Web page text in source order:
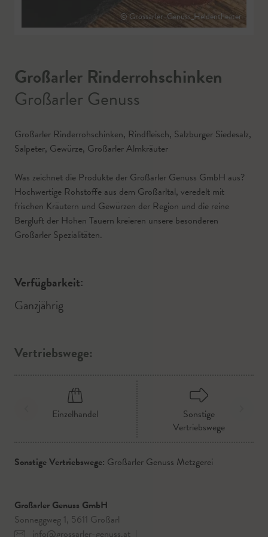
© Grossarler-Genuss_Heldentheater
Großarler Rinderrohschinken
Großarler Genuss
Großarler Rinderrohschinken, Rindfleisch, Salzburger Siedesalz,
Salpeter, Gewürze, Großarler Almkräuter
Was zeichnet die Produkte der Großarler Genuss GmbH aus?
Hochwertige Rohstoffe aus dem Großarltal, veredelt mit
frischen Kräutern und Gewürzen der Region und die reine
Bergluft der Hohen Tauern kreieren unsere besonderen
Großarler Spezialitäten.
Verfügbarkeit:
Ganzjährig
Vertriebswege:
Einzelhandel
Sonstige
Vertriebswege
Sonstige Vertriebswege: Großarler Genuss Metzgerei
Großarler Genuss GmbH
Sonneggweg 1, 5611 Großarl
info@grossarler-genuss.at |